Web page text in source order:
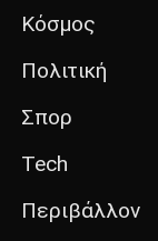
Κόσμος
Πολιτική
Σπορ
Tech
Περιβάλλον